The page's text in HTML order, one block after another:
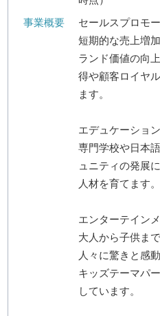
事業概要
セールスプロモ
短期的な売上増
ランド価値の向
得や顧客ロイヤ
ます。
エデュケーション
専門学校や日本
ュニティの発展
人材を育てます。
エンターテイン
大人から子供ま
人々に驚きと感
キッズテーマパ
しています。